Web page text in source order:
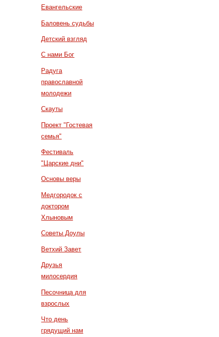
Евангельские
Баловень судьбы
Детский взгляд
С нами Бог
Радуга
православной
молодежи
Скауты
Проект "Гостевая
семья"
Фестиваль
"Царские дни"
Основы веры
Медгородок с
доктором
Хлыновым
Советы Доулы
Ветхий Завет
Друзья
милосердия
Песочница для
взрослых
Что день
грядущий нам